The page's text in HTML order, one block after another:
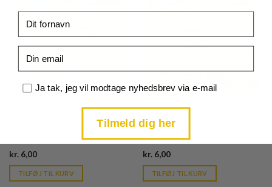
SV02 Paldea Evolved
Spidops - 018/193 - Reverse
kr. 6,00Current
is:
kr. 39,95.
TILFØJ TIL KURV
SV02 Paldea Evolved
Luxio - 070/193 - Reverse
kr.6,00Current
is:
kr. 39,95.
TILFØJ TIL KURV
Samtykke
Ja tak, jeg vil modtage nyhedsbrev via e-mail
Tilmeld dig her